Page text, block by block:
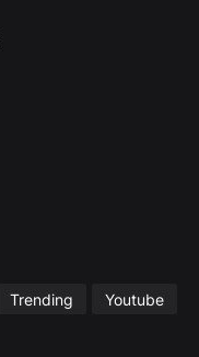
Trending Youtube